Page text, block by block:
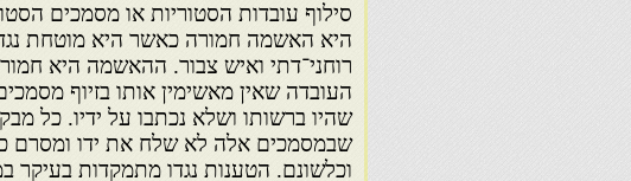
סילוף עובדות הסטוריות או מסמכים
היא האשמה חמורה כאשר היא מוטחת
רוחני־דתי ואיש צבור. ההאשמה היא
העובדה שאין מאשימין אותו בזיוף
שהיו ברשותו ושלא נכתבו על ידיו. כל
שבמסמכים אלה לא שלח את ידו ומסרם
וכלשונם. הטענות נגדו מתמקדות בעיקר